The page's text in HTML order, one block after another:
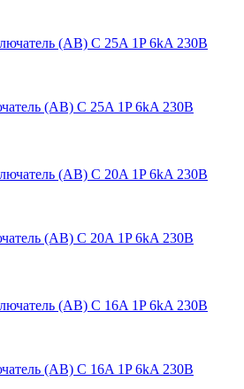
(АВ) C 25A 1P 6kA 230В
(АВ) C 20A 1P 6kA 230В
(АВ) C 16A 1P 6kA 230В